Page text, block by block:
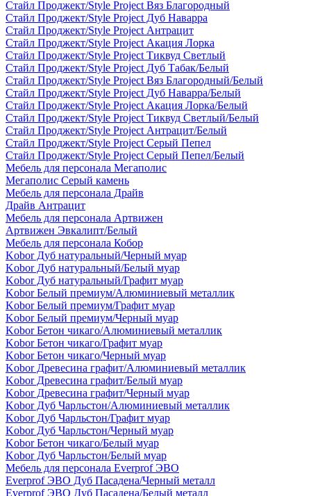
Стайл Проджект/Style Project Вяз Благородный
Стайл Проджект/Style Project Дуб Наварра
Стайл Проджект/Style Project Антрацит
Стайл Проджект/Style Project Акация Лорка
Стайл Проджект/Style Project Тиквуд Светлый
Стайл Проджект/Style Project Дуб Табак/Белый
Стайл Проджект/Style Project Вяз Благородный/Белый
Стайл Проджект/Style Project Дуб Наварра/Белый
Стайл Проджект/Style Project Акация Лорка/Белый
Стайл Проджект/Style Project Тиквуд Светлый/Белый
Стайл Проджект/Style Project Антрацит/Белый
Стайл Проджект/Style Project Серый Пепел
Стайл Проджект/Style Project Серый Пепел/Белый
Мебель для персонала Мегаполис
Мегаполис Серый камень
Мебель для персонала Драйв
Драйв Антрацит
Мебель для персонала Артвижен
Артвижен Эвкалипт/Белый
Мебель для персонала Кобор
Kobor Дуб натуральный/Черный муар
Kobor Дуб натуральный/Белый муар
Kobor Дуб натуральный/Графит муар
Kobor Белый премиум/Алюминиевый металлик
Kobor Белый премиум/Графит муар
Kobor Белый премиум/Черный муар
Kobor Бетон чикаго/Алюминиевый металлик
Kobor Бетон чикаго/Графит муар
Kobor Бетон чикаго/Черный муар
Kobor Древесина графит/Алюминиевый металлик
Kobor Древесина графит/Белый муар
Kobor Древесина графит/Черный муар
Kobor Дуб Чарльстон/Алюминиевый металлик
Kobor Дуб Чарльстон/Графит муар
Kobor Дуб Чарльстон/Черный муар
Kobor Бетон чикаго/Белый муар
Kobor Дуб Чарльстон/Белый муар
Мебель для персонала Everprof ЭВО
Everprof ЭВО Дуб Пасадена/Черный металл
Everprof ЭВО Дуб Пасадена/Белый металл